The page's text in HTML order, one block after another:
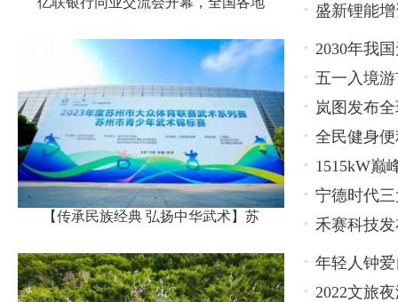
名代表
盛新锂能
【传承民族经典 弘扬中华武术】苏
2030年我
关企业
五一入境
岚图发布
待发
全民健身
领先
1515kW巅
宁德时代
禾赛科技
局
年轻人钟
2022文旅